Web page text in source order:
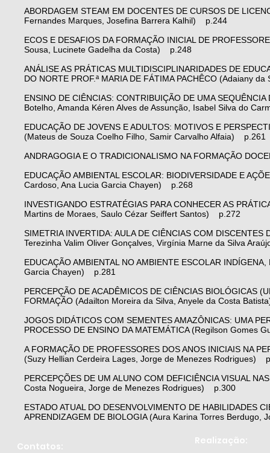
ABORDAGEM STEAM EM DOCENTES DE CURSOS DE
Fernandes Marques, Josefina Barrera Kalhil) p.244
ECOS E DESAFIOS DA FORMAÇÃO INICIAL DE
Sousa, Lucinete Gadelha da Costa) p.248
ANÁLISE AS PRÁTICAS MULTIDISCIPLINARIDADES DE
DO NORTE PROF.ª MARIA DE FÁTIMA PACHÊCO (Adaiany
ENSINO DE CIÊNCIAS: CONTRIBUIÇÃO DE UMA
Botelho, Amanda Kéren Alves de Assunção, Isabel Silva do
EDUCAÇÃO DE JOVENS E ADULTOS: MOTIVOS E
(Mateus de Souza Coelho Filho, Samir Carvalho Alfaia) p.261
ANDRAGOGIA E O TRADICIONALISMO NA FORMAÇÃO
EDUCAÇÃO AMBIENTAL ESCOLAR: BIODIVERSIDADE E
Cardoso, Ana Lucia Garcia Chayen) p.268
INVESTIGANDO ESTRATÉGIAS PARA CONHECER AS
Martins de Moraes, Saulo Cézar Seiffert Santos) p.272
SIMETRIA INVERTIDA: AULA DE CIÊNCIAS COM
Terezinha Valim Oliver Gonçalves, Virgínia Marne da Silva
EDUCAÇÃO AMBIENTAL NO AMBIENTE ESCOLAR
Garcia Chayen) p.281
PERCEPÇÃO DE ACADÊMICOS DE CIÊNCIAS BIOLÓGICAS
FORMAÇÃO (Adailton Moreira da Silva, Anyele da Costa
JOGOS DIDÁTICOS COM SEMENTES AMAZÔNICAS: UMA
PROCESSO DE ENSINO DA MATEMÁTICA (Regilson Gomes
A FORMAÇÃO DE PROFESSORES DOS ANOS INICIAIS NA
(Suzy Hellian Cerdeira Lages, Jorge de Menezes Rodrigues)
PERCEPÇÕES DE UM ALUNO COM DEFICIÊNCIA VISUAL
Costa Nogueira, Jorge de Menezes Rodrigues) p.300
ESTADO ATUAL DO DESENVOLVIMENTO DE HABILIDADES
APRENDIZAGEM DE BIOLOGIA (Aura Karina Torres
Contatos: Realização: